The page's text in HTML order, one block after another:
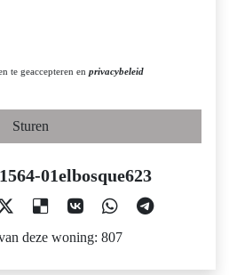
te geaccepteren en privacybeleid
Sturen
01elbosque623
deze woning: 807